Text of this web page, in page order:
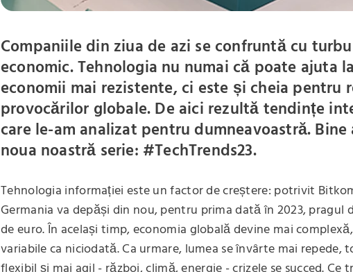
Companiile din ziua de azi se confruntă cu
economic. Tehnologia nu numai că poate ajuta
economii mai rezistente, ci este și cheia pentru
provocărilor globale. De aici rezultă tendințe
care le-am analizat pentru dumneavoastră.
noua noastră serie: #TechTrends23.
Tehnologia informației este un factor de creștere: potrivit
Germania va depăși din nou, pentru prima dată în 2023, pragul
de euro. În același timp, economia globală devine mai
variabile ca niciodată. Ca urmare, lumea se învârte mai repede,
flexibil și mai agil - război, climă, energie - crizele se succed. Ce